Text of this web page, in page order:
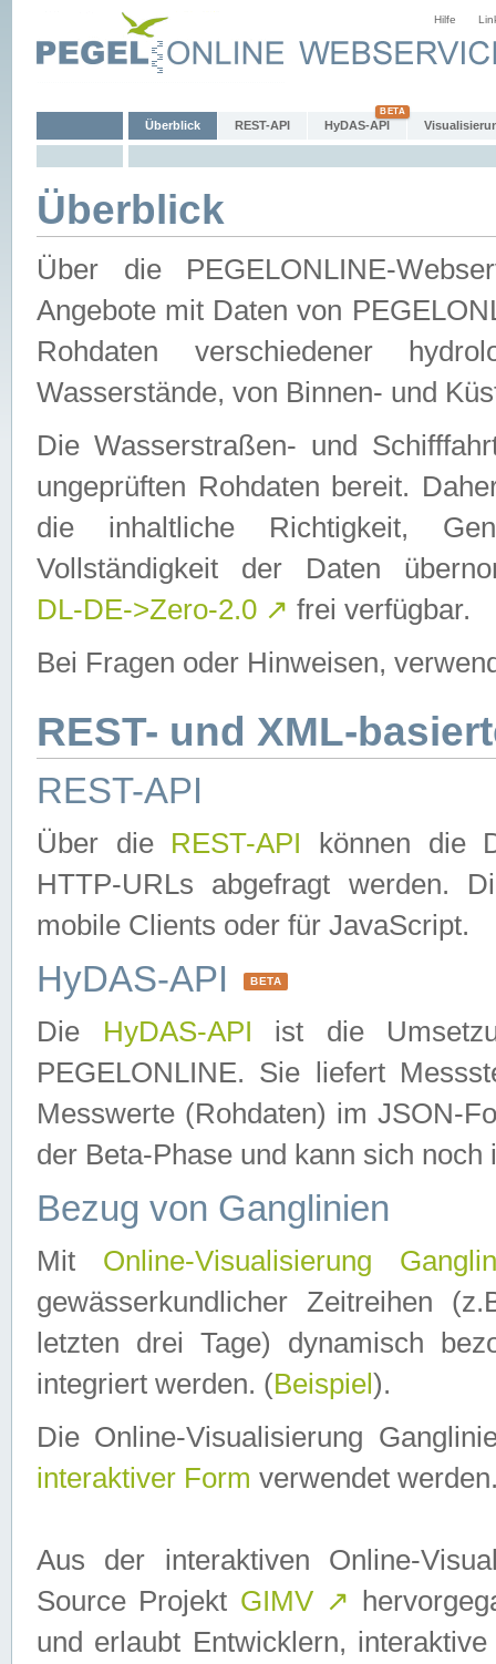
Hilfe
Überblick REST-API HyDAS-API
Überblick
Über die PEGELONLINE-
Angebote mit Daten von
Rohdaten verschiedener
Wasserstände, von Binnen- und
Die Wasserstraßen- und
ungeprüften Rohdaten bereit.
die inhaltliche Richtigkeit,
Vollständigkeit der Daten
DL-DE->Zero-2.0 ↗ frei verfügbar.
Bei Fragen oder Hinweisen,
REST- und XML-
REST-API
Über die REST-API können die
HTTP-URLs abgefragt werden.
mobile Clients oder für JavaScript.
HyDAS-API BETA
Die HyDAS-API ist die
PEGELONLINE. Sie liefert
Messwerte (Rohdaten) im JSON-
der Beta-Phase und kann sich noch
Bezug von Ganglinien
Mit Online-Visualisierung
gewässerkundlicher Zeitreihen
letzten drei Tage) dynamisch
integriert werden. (Beispiel ).
Die Online-Visualisierung
interaktiver Form verwendet
Aus der interaktiven Online-
Source Projekt GIMV ↗
und erlaubt Entwicklern,